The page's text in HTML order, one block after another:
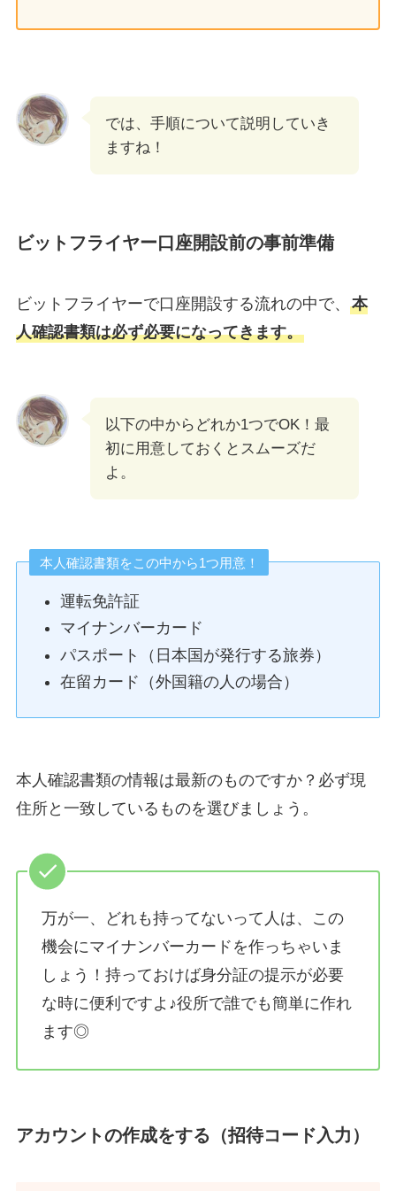
では、手順について説明していき
ますね！
ビットフライヤー口座開設前の事前準備
ビットフライヤーで口座開設する流れの中で、 本
人確認書類は必ず必要になってきます。
以下の中からどれか1つでOK！最
初に用意しておくとスムーズだ
よ。
本人確認書類をこの中から1つ用意！
運転免許証
マイナンバーカード
パスポート（日本国が発行する旅券）
在留カード（外国籍の人の場合）
本人確認書類の情報は最新のものですか？必ず現
住所と一致しているものを選びましょう。
万が一、どれも持ってないって人は、この
機会にマイナンバーカードを作っちゃいま
しょう！持っておけば身分証の提示が必要
な時に便利ですよ♪役所で誰でも簡単に作れ
ます◎
アカウントの作成をする（招待コード入力）